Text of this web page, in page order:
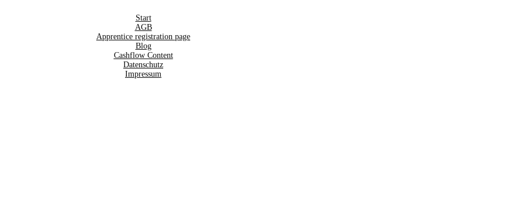
Start
AGB
Apprentice registration page
Blog
Cashflow Content
Datenschutz
Impressum